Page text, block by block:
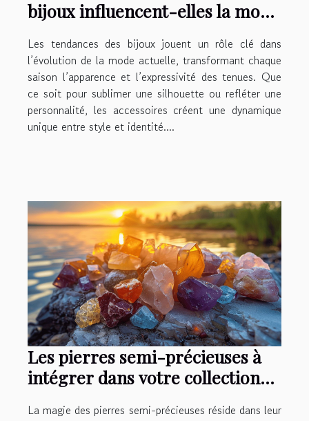
bijoux influencent-elles la mode
Les tendances des bijoux jouent un rôle clé dans
l’évolution de la mode actuelle, transformant chaque
saison l’apparence et l’expressivité des tenues. Que
ce soit pour sublimer une silhouette ou refléter une
personnalité, les accessoires créent une dynamique
unique entre style et identité....
Les pierres semi-précieuses à
intégrer dans votre collection
La magie des pierres semi-précieuses réside dans leur